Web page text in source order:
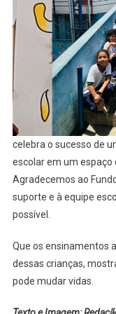
celebra o sucesso de
escolar em um espaço
Agradecemos ao
suporte e à equipe
possível.
Que os ensinamentos
dessas crianças,
pode mudar vidas.